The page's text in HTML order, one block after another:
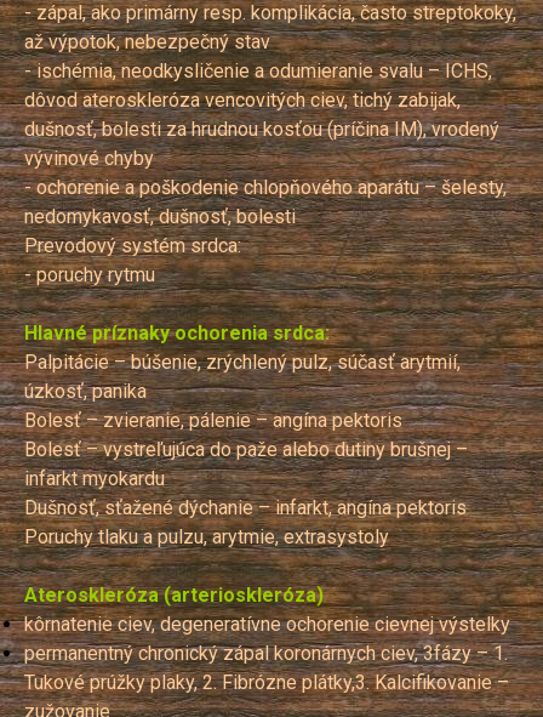
- zápal, ako primárny resp. komplikácia, často streptokoky,
až výpotok, nebezpečný stav
- ischémia, neodkysličenie a odumieranie svalu – ICHS,
dôvod ateroskleróza vencovitých ciev, tichý zabijak,
dušnosť, bolesti za hrudnou kosťou (príčina IM), vrodený
vývinové chyby
- ochorenie a poškodenie chlopňového aparátu – šelesty,
nedomykavosť, dušnosť, bolesti
Prevodový systém srdca:
- poruchy rytmu
Hlavné príznaky ochorenia srdca:
Palpitácie – búšenie, zrýchlený pulz, súčasť arytmií,
úzkosť, panika
Bolesť – zvieranie, pálenie – angína pektoris
Bolesť – vystreľujúca do paže alebo dutiny brušnej –
infarkt myokardu
Dušnosť, sťažené dýchanie – infarkt, angína pektoris
Poruchy tlaku a pulzu, arytmie, extrasystoly
Ateroskleróza (arterioskleróza)
kôrnatenie ciev, degeneratívne ochorenie cievnej výstelky
permanentný chronický zápal koronárnych ciev, 3fázy – 1.
Tukové prúžky plaky, 2. Fibrózne plátky,3. Kalcifikovanie –
zužovanie